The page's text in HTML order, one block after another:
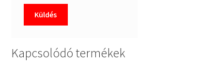
Kapcsolódó termékek